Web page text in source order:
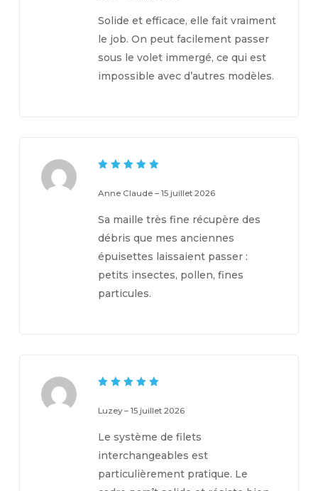
Solide et efficace, elle fait vraiment
le job. On peut facilement passer
sous le volet immergé, ce qui est
impossible avec d’autres modèles.
Anne Claude – 15 juillet 2026
Sa maille très fine récupère des
débris que mes anciennes
épuisettes laissaient passer :
petits insectes, pollen, fines
particules.
Luzey– 15 juillet 2026
Le système de filets
interchangeables est
particulièrement pratique. Le